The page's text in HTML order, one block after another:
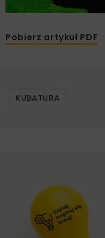
Pobierz artykuł PDF
KUBATURA